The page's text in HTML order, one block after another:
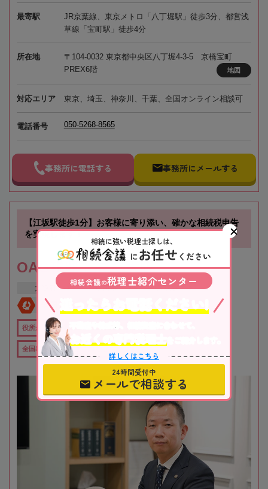
最寄駅
JR京葉線、東京メトロ「八丁堀駅」徒歩3分、都営浅
草線「宝町駅」徒歩4分
所在地
〒104-0032 東京都中央区八丁堀4-3-5 京橋宝町
PREX6階
地図
対応エリア 東京、埼玉、神奈川、千葉、全国オンライン相談可
電話番号 050-5268-8565
事務所に電話する 事務所にメールする
【江坂駅徒歩1分】お客様に寄り添い、確かな相続税申告
を実現します！
OAG税理士法人 大阪
大阪府 吹田市 江坂駅
全国対応
役所から近い 在籍数10名以上
全国出張対応可 女性税理士在籍
相続に強い税理士探しは、
にお任せ ください
相続会議の税理士紹介センター
不動産や株式等、相続資産に合わせて、
お近くの専門税理士
をご紹介します。
詳しくはこちら
24時間受付中
メールで相談する